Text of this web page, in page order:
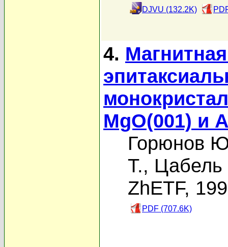
DJVU (132.2K)
4.
MgO(001) и
Горюнов
Т.,
ZhETF,
PDF (707.6K)